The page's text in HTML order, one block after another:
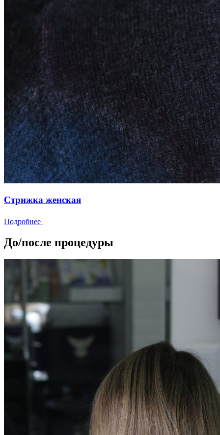
Стрижка женская
Подробнее
До/после процедуры